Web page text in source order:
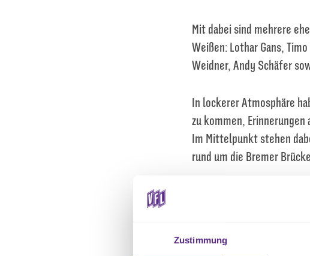
Zustimmung
Mit dabei sind mehrere
Weißen: Lothar Gans,
Weidner, Andy Schäfer
In lockerer Atmosphäre
zu kommen,
Im Mittelpunkt stehen
rund um die Bremer
Die Pop-Up-Kneipe
Merchandising-Stand mit